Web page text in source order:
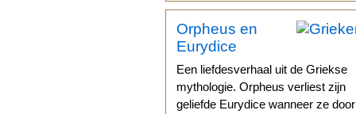
Orpheus en
Eurydice
Een liefdesverhaal uit de Griekse
mythologie. Orpheus verliest zijn
geliefde Eurydice wanneer ze